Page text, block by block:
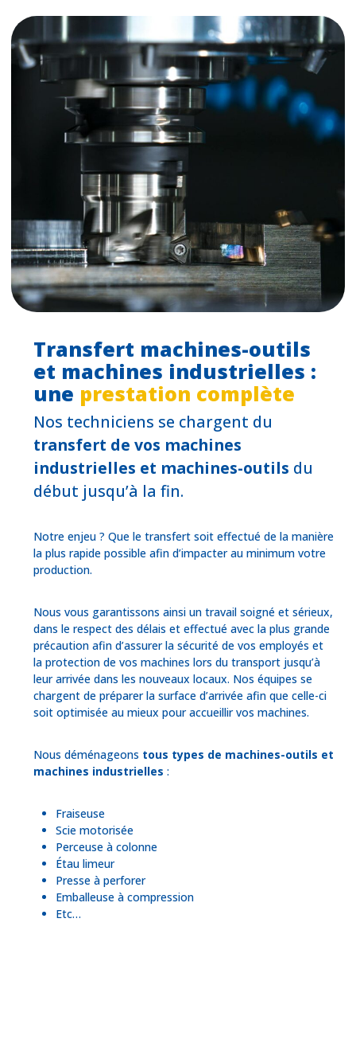
Transfert machines-outils
et machines industrielles :
une prestation complète
Nos techniciens se chargent du
transfert de vos machines
industrielles et machines-outils du
début jusqu’à la fin.
Notre enjeu ? Que le transfert soit effectué de la manière
la plus rapide possible afin d’impacter au minimum votre
production.
Nous vous garantissons ainsi un travail soigné et sérieux,
dans le respect des délais et effectué avec la plus grande
précaution afin d’assurer la sécurité de vos employés et
la protection de vos machines lors du transport jusqu’à
leur arrivée dans les nouveaux locaux. Nos équipes se
chargent de préparer la surface d’arrivée afin que celle-ci
soit optimisée au mieux pour accueillir vos machines.
Nous déménageons tous types de machines-outils et
machines industrielles :
Fraiseuse
Scie motorisée
Perceuse à colonne
Étau limeur
Presse à perforer
Emballeuse à compression
Etc…